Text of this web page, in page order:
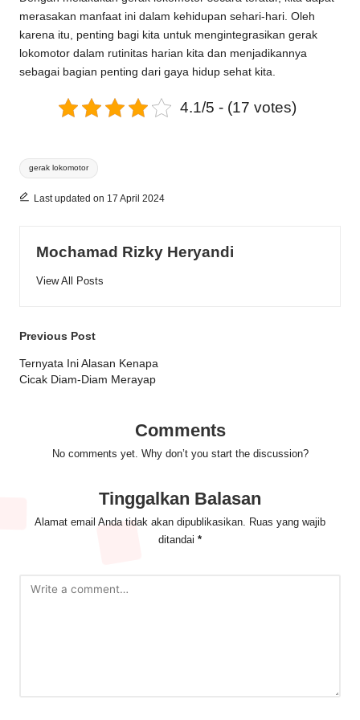
merasakan manfaat ini dalam kehidupan sehari-hari. Oleh
karena itu, penting bagi kita untuk mengintegrasikan gerak
lokomotor dalam rutinitas harian kita dan menjadikannya
sebagai bagian penting dari gaya hidup sehat kita.
4.1/5 - (17 votes)
Tags:
gerak lokomotor
Last updated on 17 April 2024
Mochamad Rizky Heryandi
View All Posts
Post
navigation
Previous Post
Ternyata Ini Alasan Kenapa
Cicak Diam-Diam Merayap
Comments
No comments yet. Why don’t you start the discussion?
Tinggalkan Balasan
Alamat email Anda tidak akan dipublikasikan. Ruas yang wajib
ditandai *